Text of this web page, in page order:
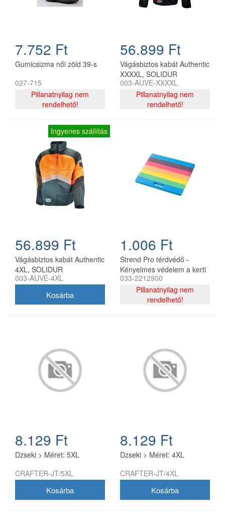
7.752 Ft
Gumicsizma női zöld 39-s
027-715
Pillanatnyilag nem
rendelhető!
56.899 Ft
Vágásbiztos kabát Authentic
XXXXL, SOLIDUR
003-AUVE-XXXXL
Pillanatnyilag nem
rendelhető!
Ingyenes szállítás
56.899 Ft
Vágásbiztos kabát Authentic
4XL, SOLIDUR
003-AUVE-4XL
1.006 Ft
Strend Pro térdvédő -
Kényelmes védelem a kerti
munkákhoz A Strend Pro
térdvédő ideális megoldás a
kényelmes és védő kerti
kényelmet biztosít.Könnyű,
szakadásálló és vízálló, így
ideális segítője a
kertészkedésnek vagy más
földmunkáknak.Akár, hogy
kényelmes térdeléshez.
Anyag:Hab, szakadás- és
vízálló, hosszú élettartamot
biztosít. Szín:Színes
kialakítás, hogy feldobja a
kertészeti felszerelését.
Könnyű és
033-2212900
Pillanatnyilag nem
rendelhető!
8.129 Ft
Dzseki > Méret: 5XL
CRAFTER-JT/5XL
8.129 Ft
Dzseki > Méret: 4XL
CRAFTER-JT/4XL